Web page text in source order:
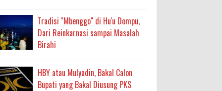
Air Bersih
Siap EdarTradisi "Mbenggo" di Hu'u Dompu,
Dari Reinkarnasi sampai Masalah
Birahi
HBY atau Mulyadin, Bakal Calon
Bupati yang Bakal Diusung PKS